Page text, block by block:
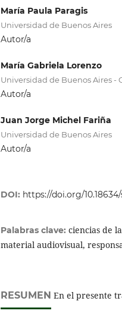
María Paula Paragis
Universidad de Buenos Aires
Autor/a
María Gabriela Lorenzo
Universidad de Buenos Aires -
Autor/a
Juan Jorge Michel Fariña
Universidad de Buenos Aires
Autor/a
DOI: https://doi.org/
Palabras clave: ciencias de
material audiovisual,
RESUMEN En el presente